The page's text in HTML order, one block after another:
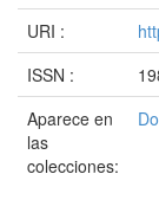
URI :
ISSN :
Aparece en
las
colecciones: